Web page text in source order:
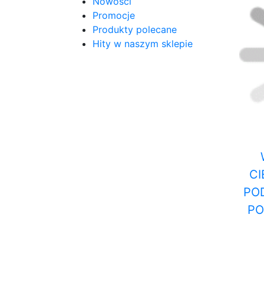
Promocje
Produkty polecane
Hity w naszym sklepie